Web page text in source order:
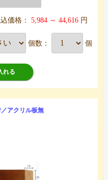
価格： 5,984 ～ 44,616 円
個数： 個
れる
アクリル板無